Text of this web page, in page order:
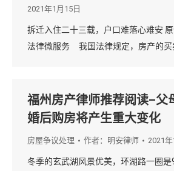
2021年1月15日
拆迁入住二十三载，户口难落心难安
法律微服务 我国法律规定，房产的买
福州房产律师推荐阅读–父
婚后购房将产生重大变化
房屋争议处理 作者： 明安律师 2021年
冬季的玄武湖风景优美，环湖路一圈是